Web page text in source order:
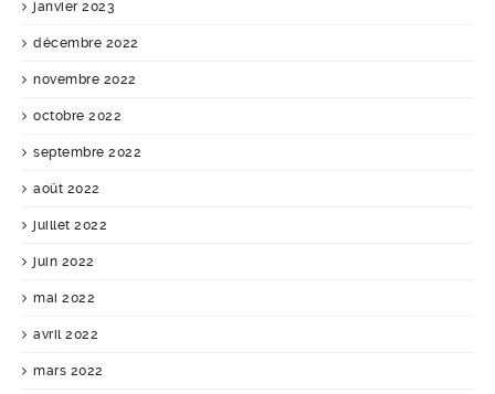
janvier 2023
décembre 2022
novembre 2022
octobre 2022
septembre 2022
août 2022
juillet 2022
juin 2022
mai 2022
avril 2022
mars 2022